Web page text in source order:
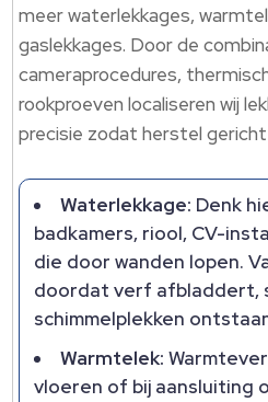
meer waterlekkages,
gaslekkages. Door de
cameraprocedures,
rookproeven localiseren wij
precisie zodat herstel
Waterlekkage: Denk
badkamers, riool, CV-
die door wanden lopen.
doordat verf afbladdert,
schimmelplekken
Warmtelek:
vloeren of bij aansluiting